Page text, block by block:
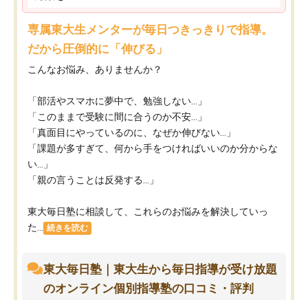
専属東大生メンターが毎日つきっきりで指導。
だから圧倒的に「伸びる」
こんなお悩み、ありませんか？
「部活やスマホに夢中で、勉強しない…」
「このままで受験に間に合うのか不安…」
「真面目にやっているのに、なぜか伸びない…」
「課題が多すぎて、何から手をつければいいのか分からな
い…」
「親の言うことは反発する…」
東大毎日塾に相談して、これらのお悩みを解決していっ
た...
続きを読む
東大毎日塾｜東大生から毎日指導が受け放題
のオンライン個別指導塾の口コミ・評判